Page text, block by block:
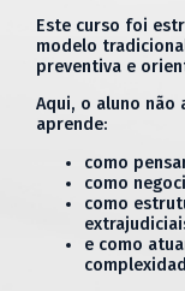
Este curso foi
modelo
preventiva e
Aqui, o aluno não
aprende:
como
como
como
e como